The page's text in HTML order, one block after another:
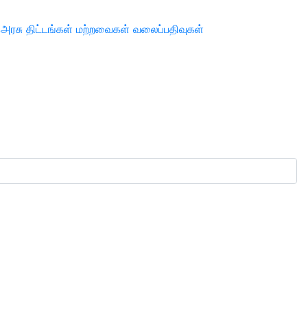
அரசு திட்டங்கள் மற்றவைகள் வலைப்பதிவுகள்